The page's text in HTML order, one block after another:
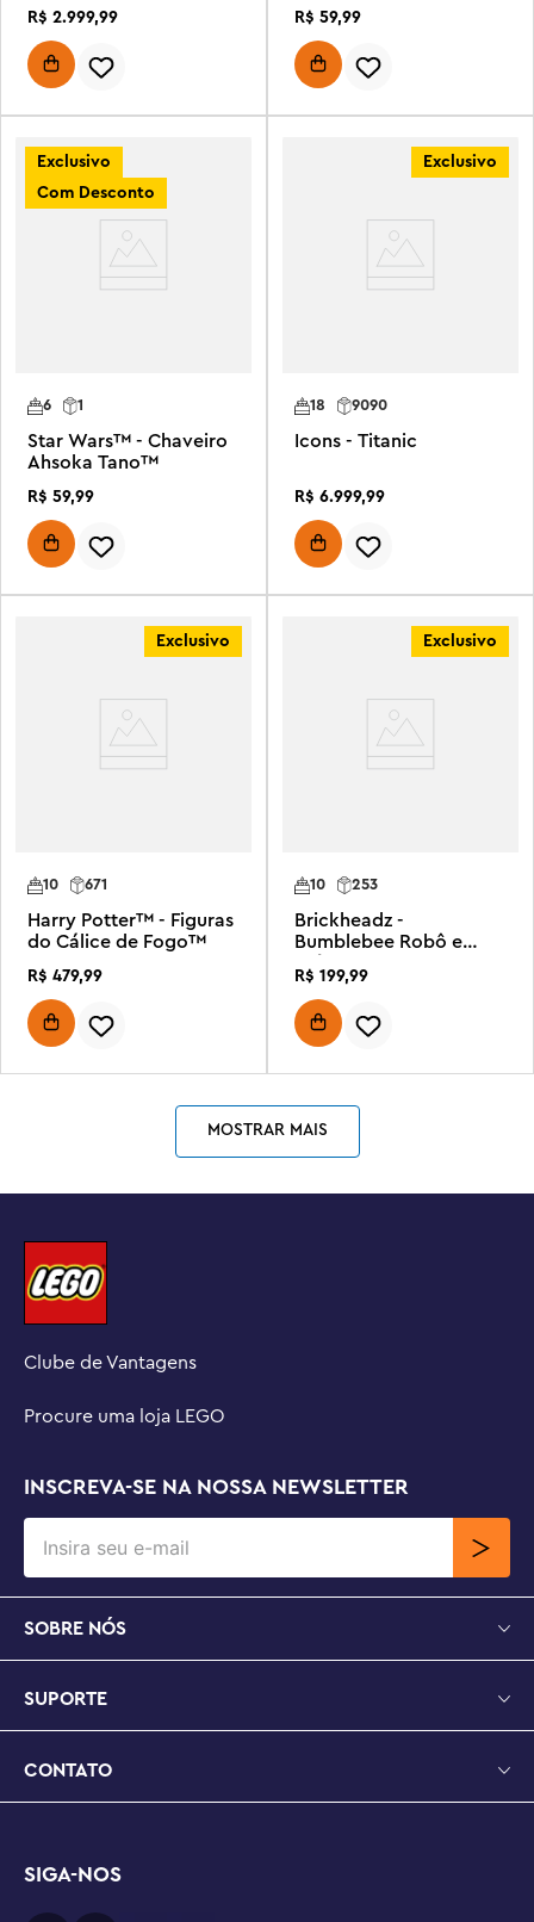
R$ 2.999,99 R$ 59,99
Exclusivo
Com Desconto
1
6
Star Wars™ - Chaveiro
Ahsoka Tano™
R$ 59,99
Exclusivo
9090
18
Icons - Titanic
R$ 6.999,99
Exclusivo
671
10
Harry Potter™ - Figuras
do Cálice de Fogo™
R$ 479,99
Exclusivo
253
10
Brickheadz -
Bumblebee Robô e
R$ 199,99
MOSTRAR MAIS
Clube de Vantagens
Procure uma loja LEGO
INSCREVA-SE NA NOSSA NEWSLETTER
SOBRE NÓS
SUPORTE
CONTATO
SIGA-NOS